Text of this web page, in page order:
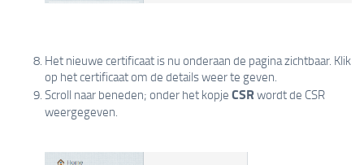
Het nieuwe certificaat is nu onderaan de pagina zichtbaar. Klik
op het certificaat om de details weer te geven.
Scroll naar beneden; onder het kopje CSRwordt de CSR
weergegeven.